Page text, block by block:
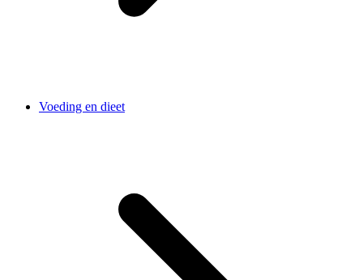
Voeding en dieet